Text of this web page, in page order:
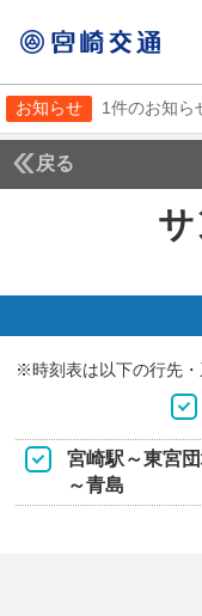
お知らせ 1件のお知ら
戻る
※時刻表は以下の行先
宮崎駅～東宮
～青島